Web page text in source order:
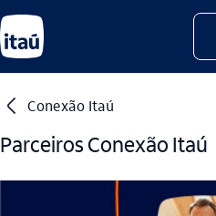
seta_esquerda Conexão Itaú
Parceiros Conexão Itaú